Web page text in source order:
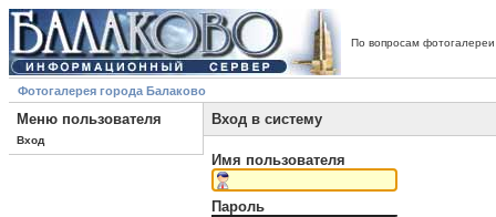
По вопросам
Фотогалерея города Балаково
Меню пользователя
Вход
Вход в систему
Имя пользователя
Пароль